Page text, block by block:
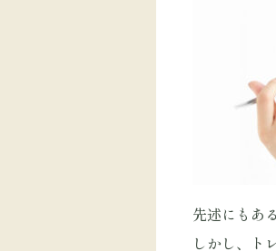
先述にもあ
しかし、ト